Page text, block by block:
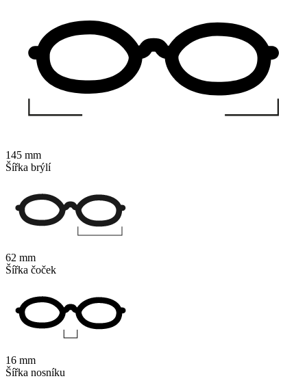
145 mm
Šířka brýlí
62 mm
Šířka čoček
16 mm
Šířka nosníku